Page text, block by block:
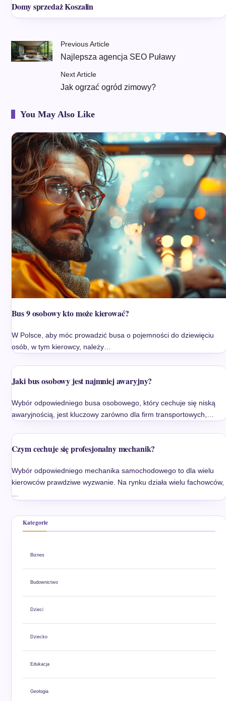
Domy sprzedaż Koszalin
Previous Article
Najlepsza agencja SEO Puławy
Next Article
Jak ogrzać ogród zimowy?
You May Also Like
Bus 9 osobowy kto może kierować?
W Polsce, aby móc prowadzić busa o pojemności do dziewięciu
osób, w tym kierowcy, należy…
Jaki bus osobowy jest najmniej awaryjny?
Wybór odpowiedniego busa osobowego, który cechuje się niską
awaryjnością, jest kluczowy zarówno dla firm transportowych,…
Czym cechuje się profesjonalny mechanik?
Wybór odpowiedniego mechanika samochodowego to dla wielu
kierowców prawdziwe wyzwanie. Na rynku działa wielu fachowców,
…
Kategorie
Biznes
Budownictwo
Dzieci
Dziecko
Edukacja
Geologia